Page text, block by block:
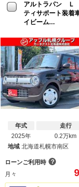
アルトラパン Ｌ
ティサポート装着
イビーム...
年式
2025年
走行
0.2万km
地域 北海道札幌市南区
ローンご利用時 ？
月々